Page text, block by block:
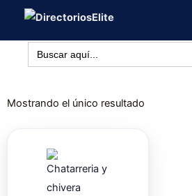
contenido
Buscar:
Mostrando el único resultado